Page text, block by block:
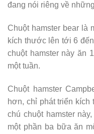
đang nói riêng về
Chuột hamster bear là
kích thước lên tới 6
chuột hamster này ăn
một tuần.
Chuột hamster
hơn, chỉ phát triển
chú chuột hamster
một phần ba bữa ăn